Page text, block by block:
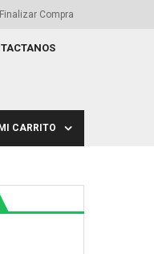
Finalizar Compra
MI CARRITO